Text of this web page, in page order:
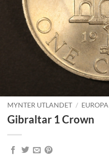
MYNTER UTLANDET / EUROPA
Gibraltar 1 Crown